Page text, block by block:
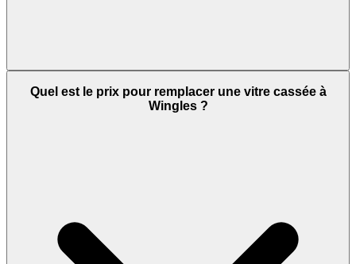
Quel est le prix pour remplacer une vitre cassée à
Wingles ?